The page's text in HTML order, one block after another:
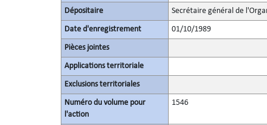
Dépositaire Secrétaire général de
Date d'enregistrement 01/10/1989
Pièces jointes
Applications territoriale
Exclusions territoriales
Numéro du volume pour
l'action
1546